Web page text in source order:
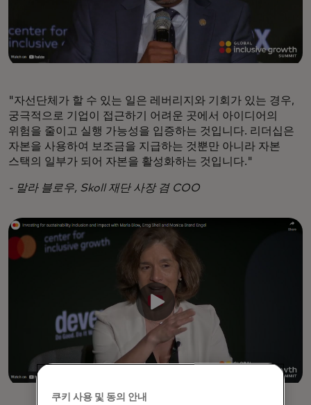
"자선단체가 할 수 있는 일은 레버리지와 기회가 있는 경우,
궁극적으로 기업이 접근하기 어려운 곳에서 아이디어의
위험을 줄이고 실행 가능성을 입증하는 것입니다. 리더십은
자본을 사용하여 보조금을 지급하는 것뿐만 아니라 자본
스택의 일부가 되어 자본을 활성화하는 것입니다."
- 말라 블로우, Skoll 재단 사장 겸 COO
쿠키 사용 및 동의 안내